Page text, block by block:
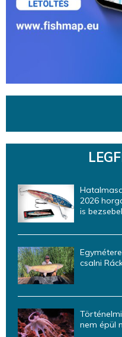
2026
is
csalni
nem épül